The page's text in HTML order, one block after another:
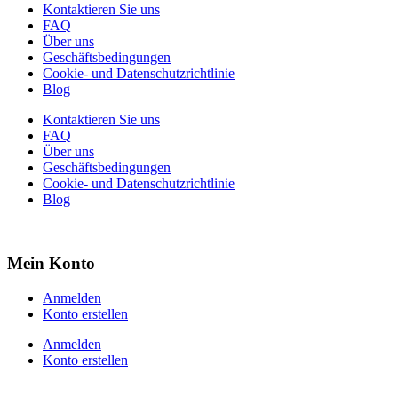
Kontaktieren Sie uns
FAQ
Über uns
Geschäftsbedingungen
Cookie- und Datenschutzrichtlinie
Blog
Kontaktieren Sie uns
FAQ
Über uns
Geschäftsbedingungen
Cookie- und Datenschutzrichtlinie
Blog
Mein Konto
Anmelden
Konto erstellen
Anmelden
Konto erstellen